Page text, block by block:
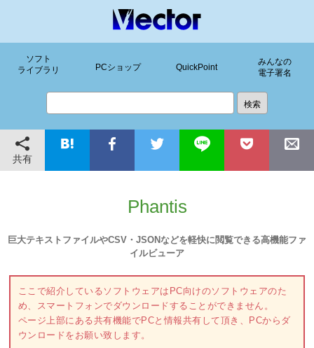
ソフト
ライブラリ
PCショップ QuickPoint
みんなの
電子署名
共有
Phantis
巨大テキストファイルやCSV・JSONなどを軽快に閲覧できる高機能ファ
イルビューア
ここで紹介しているソフトウェアはPC向けのソフトウェアのた
め、スマートフォンでダウンロードすることができません。
ページ上部にある共有機能でPCと情報共有して頂き、PCからダ
ウンロードをお願い致します。